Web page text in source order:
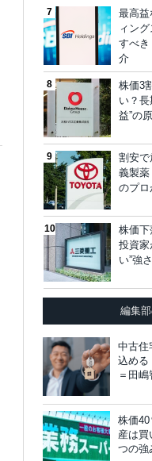
最高
ィン
すべき
介
株価3
い？
益”の
割安で
義製薬
のプロ
株価下
投資家
い”強
編集
中古住
込める
＝田嶋
株価
産は買
つの強